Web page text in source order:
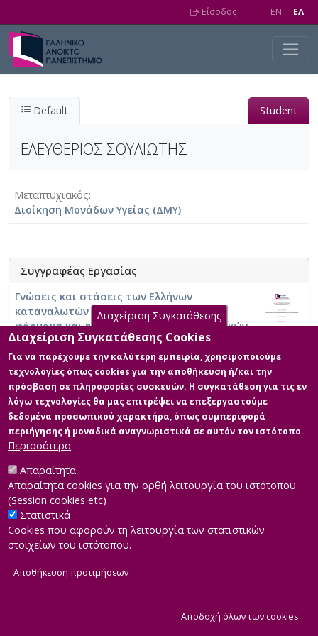
Είσοδος EN EΛ
Default Student
ΕΛΕΥΘΕΡΙΟΣ ΣΟΥΛΙΩΤΗΣ
Μεταπτυχιακός
Διοίκηση Μονάδων Υγείας (ΔΜΥ)
Συγγραφέας Εργασίας
Γνώσεις και στάσεις των Ελλήνων
καταναλωτών απέναντι στα γενόσημα
φάρμακα και η επίδραση των δημογραφικών
μεταβλητών
Developed byINTEROPTICS
Διαχείριση Συγκατάθεσης
Διαχείριση Συγκατάθεσης Cookies
Για να παρέχουμε την καλύτερη εμπειρία, χρησιμοποιούμε
τεχνολογίες όπως cookies για την αποθήκευση ή/και την
πρόσβαση σε πληροφορίες συσκευών. Η συγκατάθεση για τις εν
λόγω τεχνολογίες θα μας επιτρέψει να επεξεργαστούμε
δεδομένα προσωπικού χαρακτήρα, όπως συμπεριφορά
περιήγησης ή μοναδικά αναγνωριστικά σε αυτόν τον ιστότοπο.
Περισσότερα
Απαραίτητα
Απαραίτητα cookies για την ορθή λειτουργία του ιστότοπου
(Session cookies etc)
Στατιστικά
Cookies που αφορούν τη λειτουργία των στατιστικών
στοιχείων του ιστότοπου.
Αποθήκευση προτιμήσεων
Αποδοχή όλων των cookies